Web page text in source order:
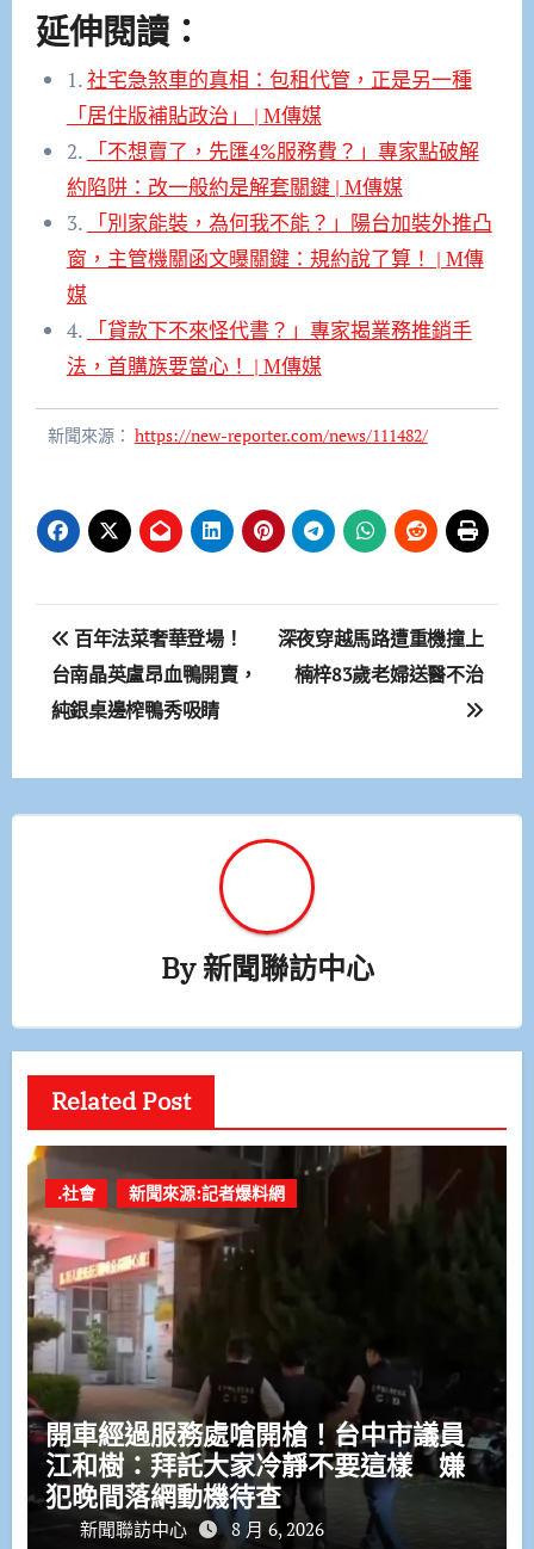
延伸閱讀：
1.社宅急煞車的真相：包租代管，正是另一種
「居住版補貼政治」 | M傳媒
2.
「不想賣了，先匯4%服務費？」專家點破解
約陷阱：改一般約是解套關鍵 | M傳媒
3.
「別家能裝，為何我不能？」陽台加裝外推凸
窗，主管機關函文曝關鍵：規約說了算！ | M傳
媒
4.
「貸款下不來怪代書？」專家揭業務推銷手
法，首購族要當心！ | M傳媒
新聞來源： https://new-reporter.com/news/111482/
文
章
導
覽
百年法菜奢華登場！
台南晶英盧昂血鴨開賣，
純銀桌邊榨鴨秀吸睛
深夜穿越馬路遭重機撞上
楠梓83歲老婦送醫不治
By新聞聯訪中心
Related Post
.社會 新聞來源:記者爆料網
開車經過服務處嗆開槍！台中市議員
江和樹：拜託大家冷靜不要這樣 嫌
犯晚間落網動機待查
新聞聯訪中心 8 月 6, 2026